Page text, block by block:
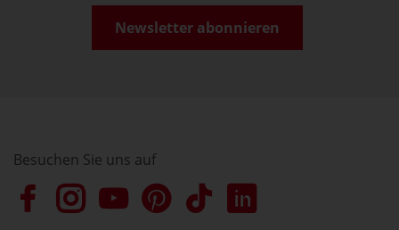
Newsletter abonnieren
Besuchen Sie uns auf